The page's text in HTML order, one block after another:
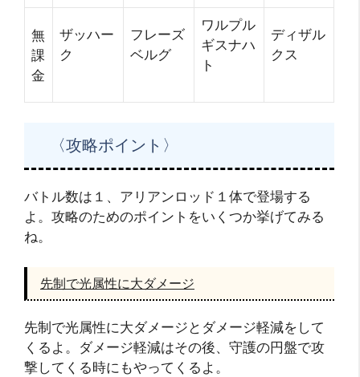
無
課
金
ザッハー
ク
フレーズ
ベルグ
ワルプル
ギスナハ
ト
ディザル
クス
〈攻略ポイント〉
バトル数は１、アリアンロッド１体で登場する
よ。攻略のためのポイントをいくつか挙げてみる
ね。
先制で光属性に大ダメージ
先制で光属性に大ダメージとダメージ軽減をして
くるよ。ダメージ軽減はその後、守護の円盤で攻
撃してくる時にもやってくるよ。